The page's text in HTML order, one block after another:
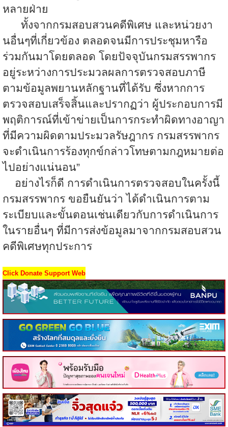
หลายฝ่าย
ทั้งจากกรมสอบสวนคดีพิเศษ และหน่วยงา
นอื่นๆที่เกี่ยวข้อง ตลอดจนมีการประชุมหารือ
ร่วมกันมาโดยตลอด โดยปัจจุบันกรมสรรพากร
อยู่ระหว่างการประมวลผลการตรวจสอบภาษี
ตามข้อมูลพยานหลักฐานที่ได้รับ ซึ่งหากการ
ตรวจสอบเสร็จสิ้นและปรากฏว่า ผู้ประกอบการมี
พฤติการณ์ที่เข้าข่ายเป็นการกระทำผิดทางอาญา
ที่มีความผิดตามประมวลรัษฎากร กรมสรรพากร
จะดำเนินการร้องทุกข์กล่าวโทษตามกฎหมายต่อ
ไปอย่างแน่นอน”
อย่างไรก็ดี การดำเนินการตรวจสอบในครั้งนี้
กรมสรรพากร ขอยืนยันว่า ได้ดำเนินการตาม
ระเบียบและขั้นตอนเช่นเดียวกับการดำเนินการ
ในรายอื่นๆ ที่มีการส่งข้อมูลมาจากกรมสอบสวน
คดีพิเศษทุกประการ
Click Donate Support Web